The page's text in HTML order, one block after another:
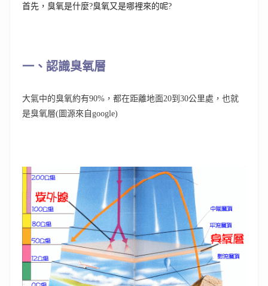
首先，臭氧是什麼?臭氧又是哪裡來的呢?
一、認識臭氧層
大氣中的臭氧約有90%，都在距離地面20到30公里處，也就
是臭氧層(圖源來自google)